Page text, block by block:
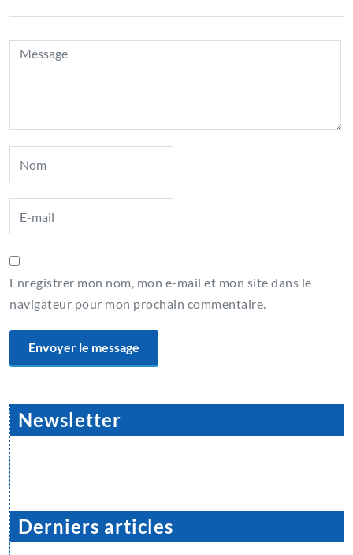
Enregistrer mon nom, mon e-mail et mon site dans le
navigateur pour mon prochain commentaire.
Newsletter
Derniers articles